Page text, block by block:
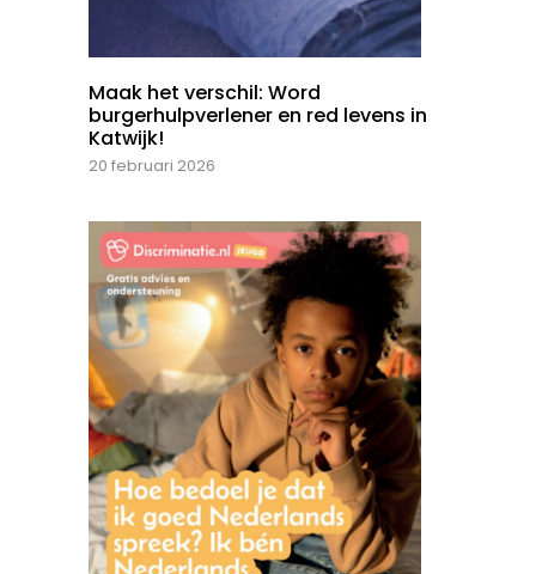
Maak het verschil: Word
burgerhulpverlener en red levens in
Katwijk!
20 februari 2026